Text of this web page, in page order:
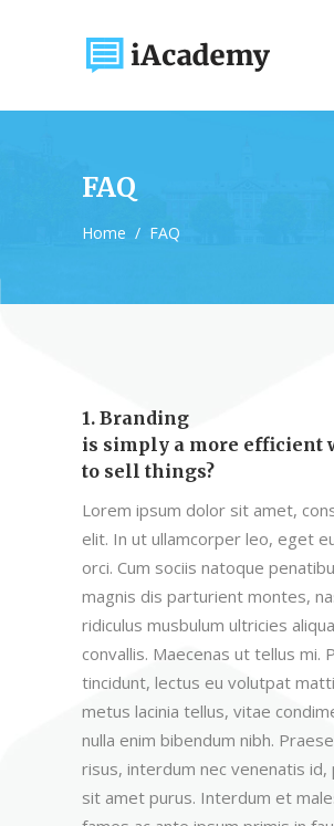
FAQ
Home / FAQ
1. Branding
is simply a more efficient
to sell things?
Lorem ipsum dolor sit amet,
elit. In ut ullamcorper leo, eget
orci. Cum sociis natoque
magnis dis parturient montes,
ridiculus musbulum ultricies
convallis. Maecenas ut tellus mi.
tincidunt, lectus eu volutpat
metus lacinia tellus, vitae
nulla enim bibendum nibh.
risus, interdum nec venenatis id,
sit amet purus. Interdum et